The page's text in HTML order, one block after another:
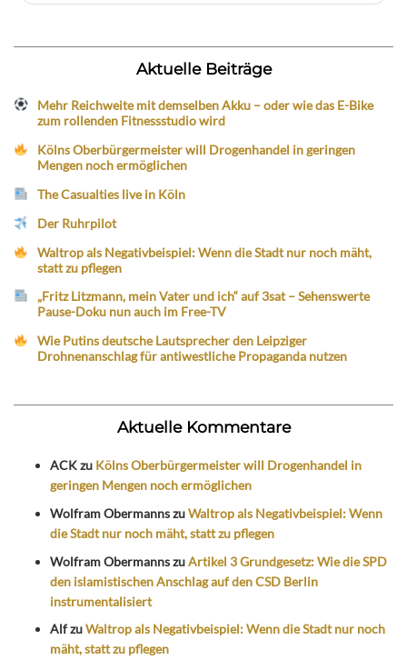
Aktuelle Beiträge
Mehr Reichweite mit demselben Akku – oder wie das E-Bike
zum rollenden Fitnessstudio wird
Kölns Oberbürgermeister will Drogenhandel in geringen
Mengen noch ermöglichen
The Casualties live in Köln
Der Ruhrpilot
Waltrop als Negativbeispiel: Wenn die Stadt nur noch mäht,
statt zu pflegen
„Fritz Litzmann, mein Vater und ich“ auf 3sat – Sehenswerte
Pause-Doku nun auch im Free-TV
Wie Putins deutsche Lautsprecher den Leipziger
Drohnenanschlag für antiwestliche Propaganda nutzen
Aktuelle Kommentare
ACKzu Kölns Oberbürgermeister will Drogenhandel in
geringen Mengen noch ermöglichen
Wolfram ObermannszuWaltrop als Negativbeispiel: Wenn
die Stadt nur noch mäht, statt zu pflegen
Wolfram ObermannszuArtikel 3 Grundgesetz: Wie die SPD
den islamistischen Anschlag auf den CSD Berlin
instrumentalisiert
AlfzuWaltrop als Negativbeispiel: Wenn die Stadt nur noch
mäht, statt zu pflegen